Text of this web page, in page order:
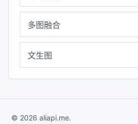
多图融合
文生图
© 2026 aliapi.me.